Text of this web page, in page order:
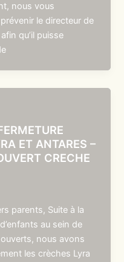
nous vous
le directeur de
qu’il puisse
ET ANTARES –
CRECHE
parents, Suite à la
au sein de
nous avons
les crèches Lyra